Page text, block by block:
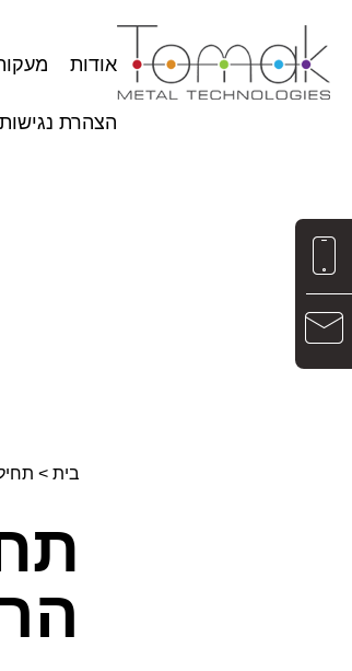
אודות
הצהרת נגישות
בית >